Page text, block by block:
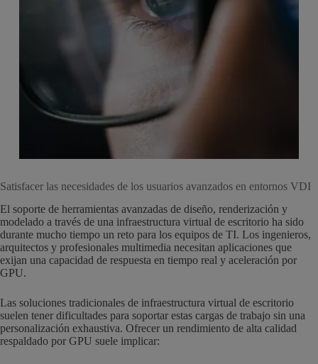
Satisfacer las necesidades de los usuarios avanzados en entornos VDI
El soporte de herramientas avanzadas de diseño, renderización y
modelado a través de una infraestructura virtual de escritorio ha sido
durante mucho tiempo un reto para los equipos de TI. Los ingenieros,
arquitectos y profesionales multimedia necesitan aplicaciones que
exijan una capacidad de respuesta en tiempo real y aceleración por
GPU.
Las soluciones tradicionales de infraestructura virtual de escritorio
suelen tener dificultades para soportar estas cargas de trabajo sin una
personalización exhaustiva. Ofrecer un rendimiento de alta calidad
respaldado por GPU suele implicar: